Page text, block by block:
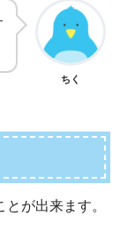
ちく
とが出来ます。